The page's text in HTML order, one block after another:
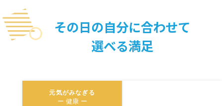
その日の自分に合わせて
選べる満足
元気がみなぎる
ー 健康 ー